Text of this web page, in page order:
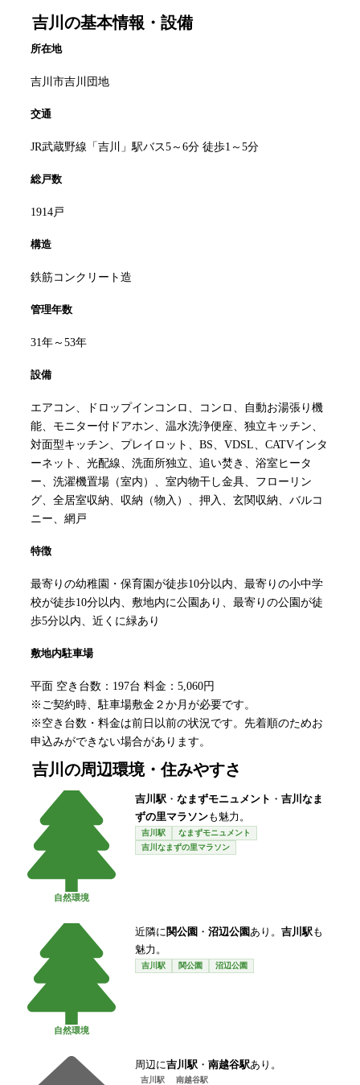
吉川 の基本情報・設備
所在地
吉川市吉川団地
交通
JR武蔵野線「吉川」駅バス5～6分 徒歩1～5分
総戸数
1914戸
構造
鉄筋コンクリート造
管理年数
31年～53年
設備
エアコン、ドロップインコンロ、コンロ、自動お湯張り機
能、モニター付ドアホン、温水洗浄便座、独立キッチン、
対面型キッチン、プレイロット、BS、VDSL、CATVインタ
ーネット、光配線、洗面所独立、追い焚き、浴室ヒータ
ー、洗濯機置場（室内）、室内物干し金具、フローリン
グ、全居室収納、収納（物入）、押入、玄関収納、バルコ
ニー、網戸
特徴
最寄りの幼稚園・保育園が徒歩10分以内、最寄りの小中学
校が徒歩10分以内、敷地内に公園あり、最寄りの公園が徒
歩5分以内、近くに緑あり
敷地内駐車場
平面 空き台数：197台 料金：5,060円
※ご契約時、駐車場敷金２か月が必要です。
※空き台数・料金は前日以前の状況です。先着順のためお
申込みができない場合があります。
吉川 の周辺環境・住みやすさ
自然環境
吉川駅 ・ なまずモニュメント ・ 吉川なま
ずの里マラソンも魅力。
吉川駅
なまずモニュメント
吉川なまずの里マラソン
自然環境
近隣に 関公園 ・ 沼辺公園 あり。 吉川駅も
魅力。
吉川駅 関公園 沼辺公園
周辺に吉川駅 ・ 南越谷駅あり。
吉川駅 南越谷駅